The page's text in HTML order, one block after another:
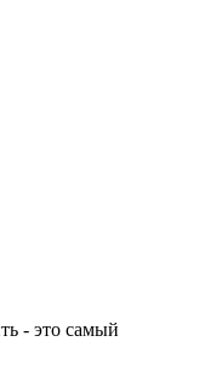
- это самый